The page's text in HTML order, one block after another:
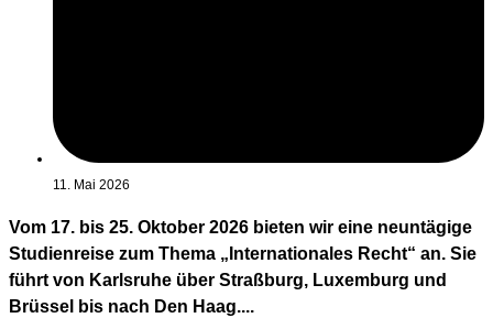
11. Mai 2026
Vom 17. bis 25. Oktober 2026 bieten wir eine neuntägige
Studienreise zum Thema „Internationales Recht“ an. Sie
führt von Karlsruhe über Straßburg, Luxemburg und
Brüssel bis nach Den Haag....